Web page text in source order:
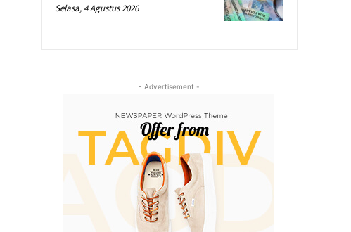
Selasa, 4 Agustus 2026
- Advertisement -